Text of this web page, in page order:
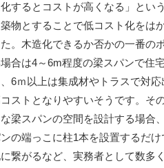
するとコストが高くなる」とい
物とすることで低コスト化をは
。木造化できるか否かの一番の
合は4～6m程度の梁スパンで住
6ｍ以上は集成材やトラスで対
ストとなりやすいそうです。そ
梁スパンの空間を設計する場合
の端っこに柱1本を設置するだ
繋がるなど、実務者として数多